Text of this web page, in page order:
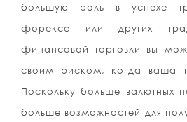
большую роль в успехе
форексе или других
финансовой торговли вы
своим риском, когда ваша
Поскольку больше валютных
больше возможностей для